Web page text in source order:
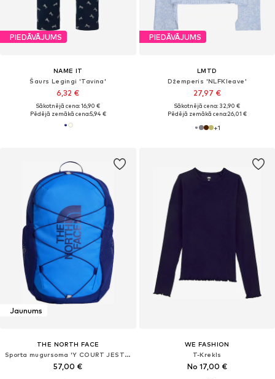
PIEDĀVĀJUMS
NAME IT
Šaurs Legingi 'Tavina'
6,32 €
Sākotnējā cena: 16,90 €
Pēdējā zemākā cena:5,94 €
PIEDĀVĀJUMS
LMTD
Džemperis 'NLFKleave'
27,97 €
Sākotnējā cena: 32,90 €
Pēdējā zemākā cena:26,01 €
+1
Jaunums
THE NORTH FACE
Sporta mugursoma 'Y COURT JESTER'
57,00 €
WE FASHION
T-Krekls
No 17,00 €